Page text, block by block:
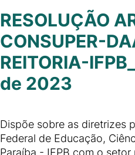
RESOLUÇÃO
CONSUPER-
REITORIA-
de 2023
Dispõe sobre as diretrizes
Federal de Educação,
Paraíba - IFPB com o